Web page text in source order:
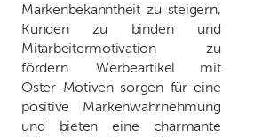
Markenbekanntheit zu steigern,
Kunden zu binden und
Mitarbeitermotivation zu
fördern. Werbeartikel mit
Oster-Motiven sorgen für eine
positive Markenwahrnehmung
und bieten eine charmante